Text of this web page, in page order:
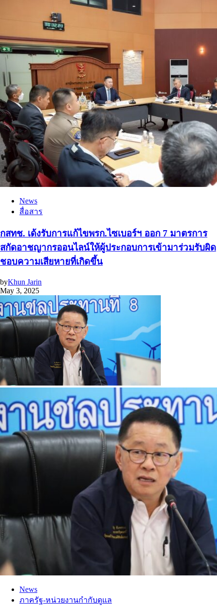
News
สื่อสาร
กสทช. เด้งรับการแก้ไขพรก.ไซเบอร์ฯ ออก 7 มาตรการ
สกัดอาชญากรออนไลน์ให้ผู้ประกอบการเข้ามาร่วมรับผิด
ชอบความเสียหายที่เกิดขึ้น
byKhun Jarin
May 3, 2025
News
ภาครัฐ-หน่วยงานกำกับดูแล